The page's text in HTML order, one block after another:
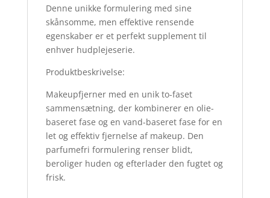
Denne unikke formulering med sine
skånsomme, men effektive rensende
egenskaber er et perfekt supplement til
enhver hudplejeserie.
Produktbeskrivelse:
Makeupfjerner med en unik to-faset
sammensætning, der kombinerer en olie-
baseret fase og en vand-baseret fase for en
let og effektiv fjernelse af makeup. Den
parfumefri formulering renser blidt,
beroliger huden og efterlader den fugtet og
frisk.